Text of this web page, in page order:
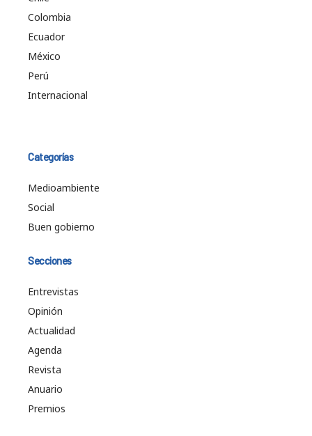
Colombia
Ecuador
México
Perú
Internacional
Categorías
Medioambiente
Social
Buen gobierno
Secciones
Entrevistas
Opinión
Actualidad
Agenda
Revista
Anuario
Premios